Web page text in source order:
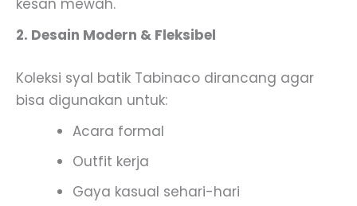
kesan mewah.
2. Desain Modern & Fleksibel
Koleksi syal batik Tabinaco dirancang agar
bisa digunakan untuk:
Acara formal
Outfit kerja
Gaya kasual sehari-hari